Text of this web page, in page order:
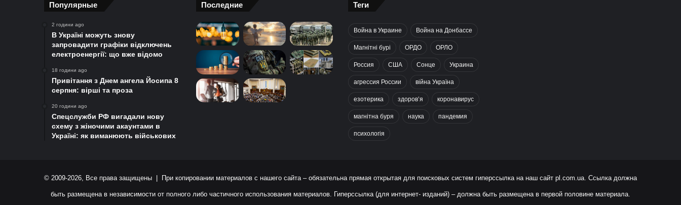
Популярные
2 години ago
В Україні можуть знову
запровадити графіки відключень
електроенергії: що вже відомо
18 години ago
Привітання з Днем ангела Йосипа 8
серпня: вірші та проза
20 години ago
Спецслужби РФ вигадали нову
схему з жіночими акаунтами в
Україні: як виманюють військових
Последние Теги
Война в Украине Война на Донбассе
Магнітні бурі ОРДО ОРЛО
Россия США Сонце Украина
агрессия России війна Україна
езотерика здоров’я коронавирус
магнітна буря наука пандемия
психологія
© 2009-2026, Все права защищены | При копировании материалов с нашего сайта – обязательна прямая открытая для поисковых систем гиперссылка на наш сайт pl.com.ua. Ссылка должна
быть размещена в независимости от полного либо частичного использования материалов. Гиперссылка (для интернет- изданий) – должна быть размещена в первой половине материала.